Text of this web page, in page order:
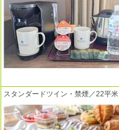
スタンダードツイン・禁煙／22平米